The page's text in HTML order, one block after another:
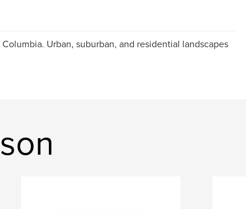
Urban, suburban, and residential landscapes